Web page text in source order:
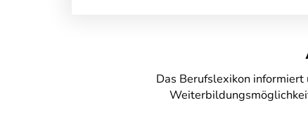
Das Berufslexikon